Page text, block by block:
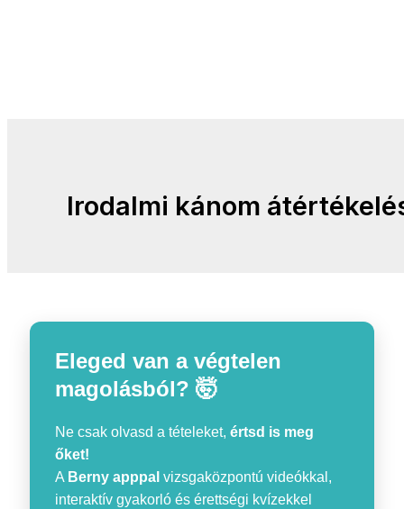
Irodalmi kánom
Eleged van a végtelen
magolásból? 🤯
Ne csak olvasd a tételeket,értsd is meg
őket!
A Berny apppal vizsgaközpontú videókkal,
interaktív gyakorló és érettségi kvízekkel